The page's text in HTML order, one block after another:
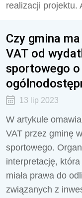
realizacji projektu.
Czy gmina
VAT od
sportowego
13 lip 2023
W artykule
VAT przez gminę
sportowego.
interpretację,
miała prawa do
związanych z